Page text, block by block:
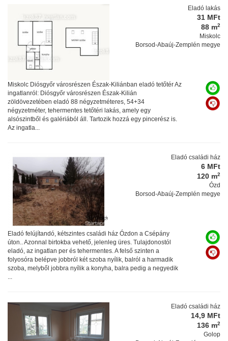
Eladó lakás
31 MFt
88 m2
Miskolc
Borsod-Abaúj-Zemplén megye
Miskolc Diósgyőr városrészen Észak-Kiliánban eladó tetőtér Az
ingatlanról: Diósgyőr városrészen Észak-Kilián
zöldövezetében eladó 88 négyzetméteres, 54+34
négyzetméter, tehermentes tetőtéri lakás, amely egy
alsószintből és galériából áll. Tartozik hozzá egy pincerész is.
Az ingatla...
Eladó családi ház
6 MFt
120 m2
Ózd
Borsod-Abaúj-Zemplén megye
Eladó felújítandó, kétszintes családi ház Ózdon a Csépány
úton.. Azonnal birtokba vehető, jelenleg üres. Tulajdonostól
eladó, az ingatlan per és tehermentes. A felső szinten a
folyosóra belépve jobbról két szoba nyílik, balról a harmadik
szoba, melyből jobbra nyílik a konyha, balra pedig a negyedik
...
Eladó családi ház
14,9 MFt
136 m2
Golop